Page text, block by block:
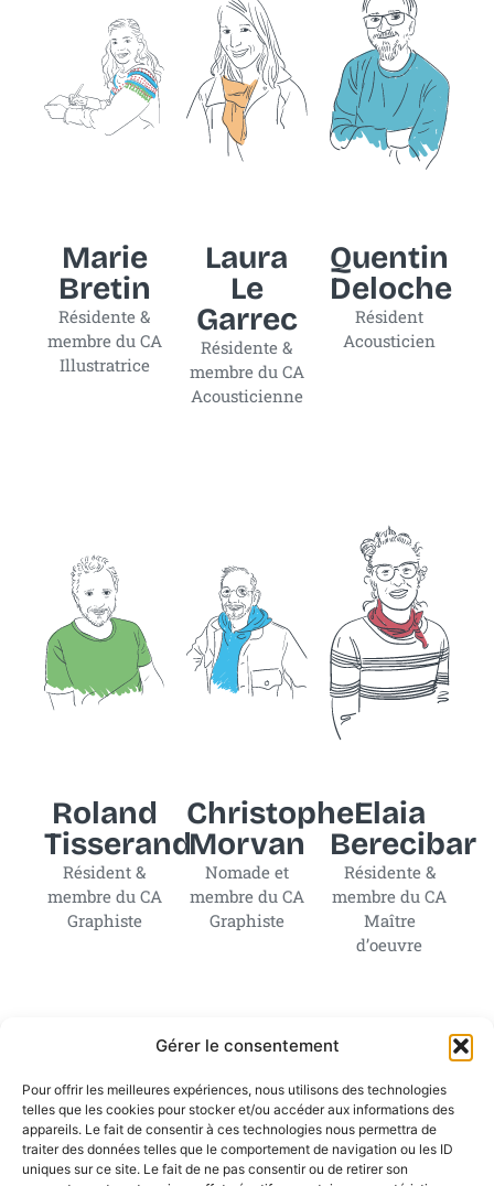
Gérer le consentement
Pour offrir les meilleures expériences, nous utilisons des technologies
telles que les cookies pour stocker et/ou accéder aux informations des
appareils. Le fait de consentir à ces technologies nous permettra de
traiter des données telles que le comportement de navigation ou les ID
uniques sur ce site. Le fait de ne pas consentir ou de retirer son
Marie
Bretin
Résidente &
membre du CA
Illustratrice
Laura
Le
Garrec
Résidente &
membre du CA
Acousticienne
Quentin
Deloche
Résident
Acousticien
Roland
Tisserand
Résident &
membre du CA
Graphiste
Christophe
Morvan
Nomade et
membre du CA
Graphiste
Elaia
Berecibar
Résidente &
membre du CA
Maître
d’oeuvre